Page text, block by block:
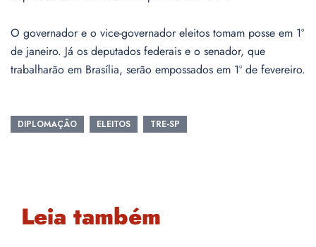
O governador e o vice-governador eleitos tomam posse em 1º
de janeiro. Já os deputados federais e o senador, que
trabalharão em Brasília, serão empossados em 1º de fevereiro.
DIPLOMAÇÃO ELEITOS TRE-SP
Leia também